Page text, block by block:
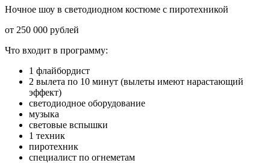
Ночное шоу в светодиодном костюме с пиротехникой
от 250 000 рублей
Что входит в программу:
1 флайбордист
2 вылета по 10 минут (вылеты имеют нарастающий
эффект)
светодиодное оборудование
музыка
световые вспышки
1 техник
пиротехник
специалист по огнеметам